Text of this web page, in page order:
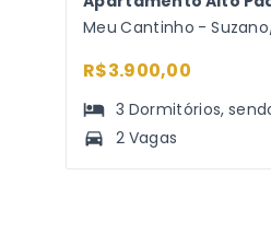
Meu Cantinho -
R$3.900,00
3 Dormitórios,
2 Vagas